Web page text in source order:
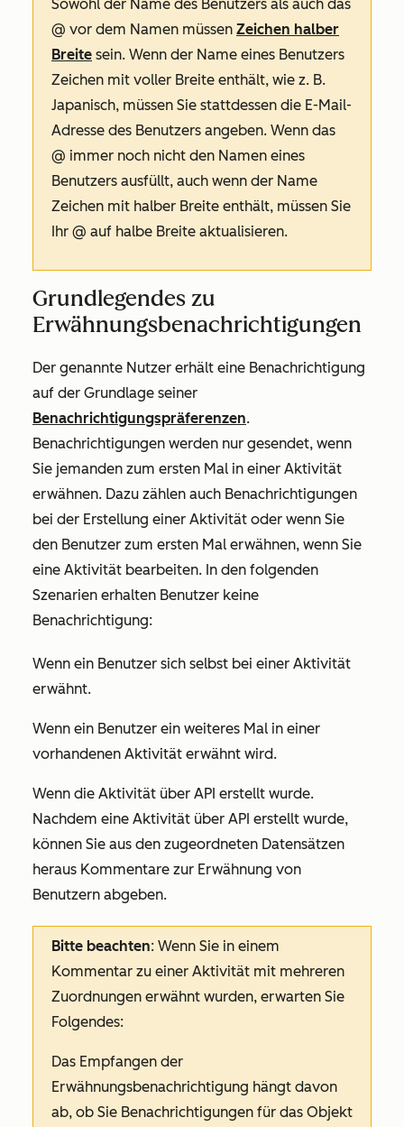
Sowohl der Name des Benutzers als auch das
@ vor dem Namen müssen Zeichen halber
Breite sein. Wenn der Name eines Benutzers
Zeichen mit voller Breite enthält, wie z. B.
Japanisch, müssen Sie stattdessen die E-Mail-
Adresse des Benutzers angeben. Wenn das
@ immer noch nicht den Namen eines
Benutzers ausfüllt, auch wenn der Name
Zeichen mit halber Breite enthält, müssen Sie
Ihr @ auf halbe Breite aktualisieren.
Grundlegendes zu
Erwähnungsbenachrichtigungen
Der genannte Nutzer erhält eine Benachrichtigung
auf der Grundlage seiner
Benachrichtigungspräferenzen.
Benachrichtigungen werden nur gesendet, wenn
Sie jemanden zum ersten Mal in einer Aktivität
erwähnen. Dazu zählen auch Benachrichtigungen
bei der Erstellung einer Aktivität oder wenn Sie
den Benutzer zum ersten Mal erwähnen, wenn Sie
eine Aktivität bearbeiten. In den folgenden
Szenarien erhalten Benutzer keine
Benachrichtigung:
Wenn ein Benutzer sich selbst bei einer Aktivität
erwähnt.
Wenn ein Benutzer ein weiteres Mal in einer
vorhandenen Aktivität erwähnt wird.
Wenn die Aktivität über API erstellt wurde.
Nachdem eine Aktivität über API erstellt wurde,
können Sie aus den zugeordneten Datensätzen
heraus Kommentare zur Erwähnung von
Benutzern abgeben.
Bitte beachten: Wenn Sie in einem
Kommentar zu einer Aktivität mit mehreren
Zuordnungen erwähnt wurden, erwarten Sie
Folgendes:
Das Empfangen der
Erwähnungsbenachrichtigung hängt davon
ab, ob Sie Benachrichtigungen für das Objekt